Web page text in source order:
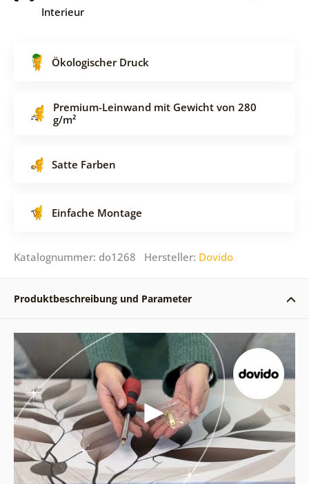
Interieur
Ökologischer Druck
Premium-Leinwand mit Gewicht von 280
g/m²
Satte Farben
Einfache Montage
Katalognummer: do1268 Hersteller: Dovido
Produktbeschreibung und Parameter